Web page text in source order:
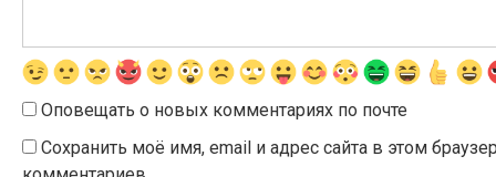
Оповещать о новых комментариях по почте
Сохранить моё имя, email и адрес сайта в этом